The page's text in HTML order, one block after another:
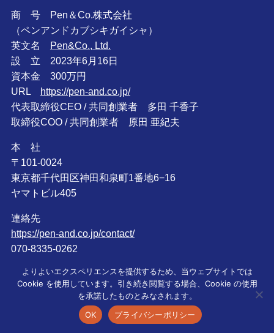
商 号 Pen＆Co.株式会社
（ペンアンドカブシキガイシャ）
英文名 Pen&Co., Ltd.
設 立 2023年6月16日
資本金 300万円
URL https://pen-and.co.jp/
代表取締役CEO / 共同創業者 多田 千香子
取締役COO / 共同創業者 原田 亜紀夫
本 社
〒101-0024
東京都千代田区神田和泉町1番地6−16
ヤマトビル405
連絡先
https://pen-and.co.jp/contact/
070-8335-0262
Pen&Sports 媒体資料
Privacy Policy
特定商取引法に基づく表記
よりよいエクスペリエンスを提供するため、当ウェブサイトでは
Cookie を使用しています。引き続き閲覧する場合、Cookie の使用
を承諾したものとみなされます。
OK
プライバシーポリシー